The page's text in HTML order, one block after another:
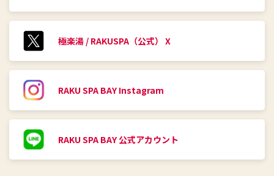
極楽湯 / RAKUSPA（公式） X
RAKU SPA BAY Instagram
RAKU SPA BAY 公式アカウント